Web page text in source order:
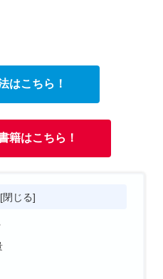
はこちら！
籍はこちら！